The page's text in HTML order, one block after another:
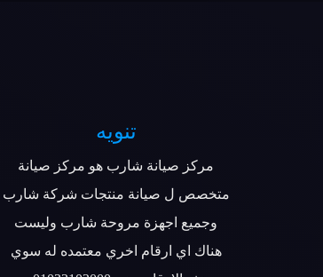
تنويه
مركز صيانة شارب هو مركز صيانة
متخصص ل صيانة منتجات شركة شارب
وجميع اجهزة مروحة شارب وليست
هناك اي ارقام اخري معتمده له سوي